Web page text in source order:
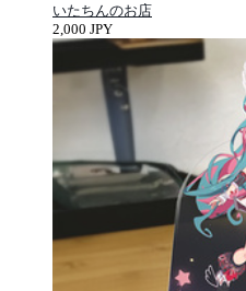
いたちんのお店
2,000 JPY